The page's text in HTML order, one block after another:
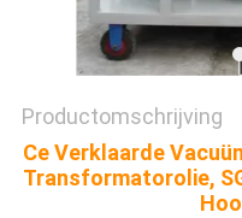
Productomschrijving
Ce Verklaarde
Transformatorolie,